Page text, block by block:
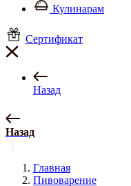
Кулинарам
Сертификат
Назад
Назад
Главная
Пивоварение